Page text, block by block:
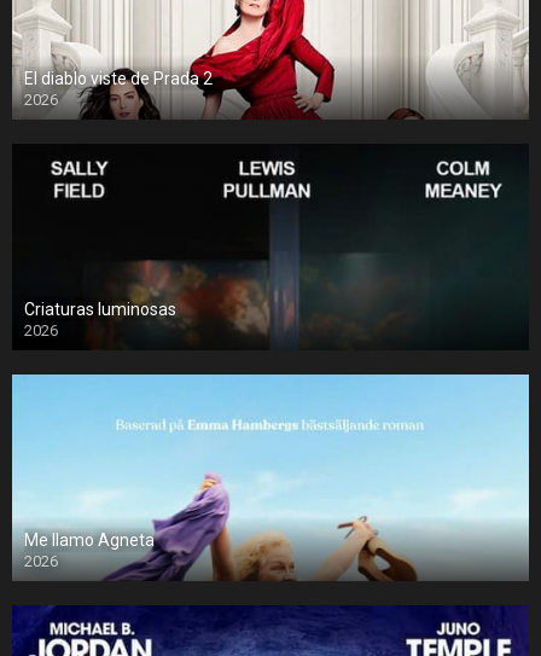
El diablo viste de Prada 2
2026
Criaturas luminosas
2026
Me llamo Agneta
2026